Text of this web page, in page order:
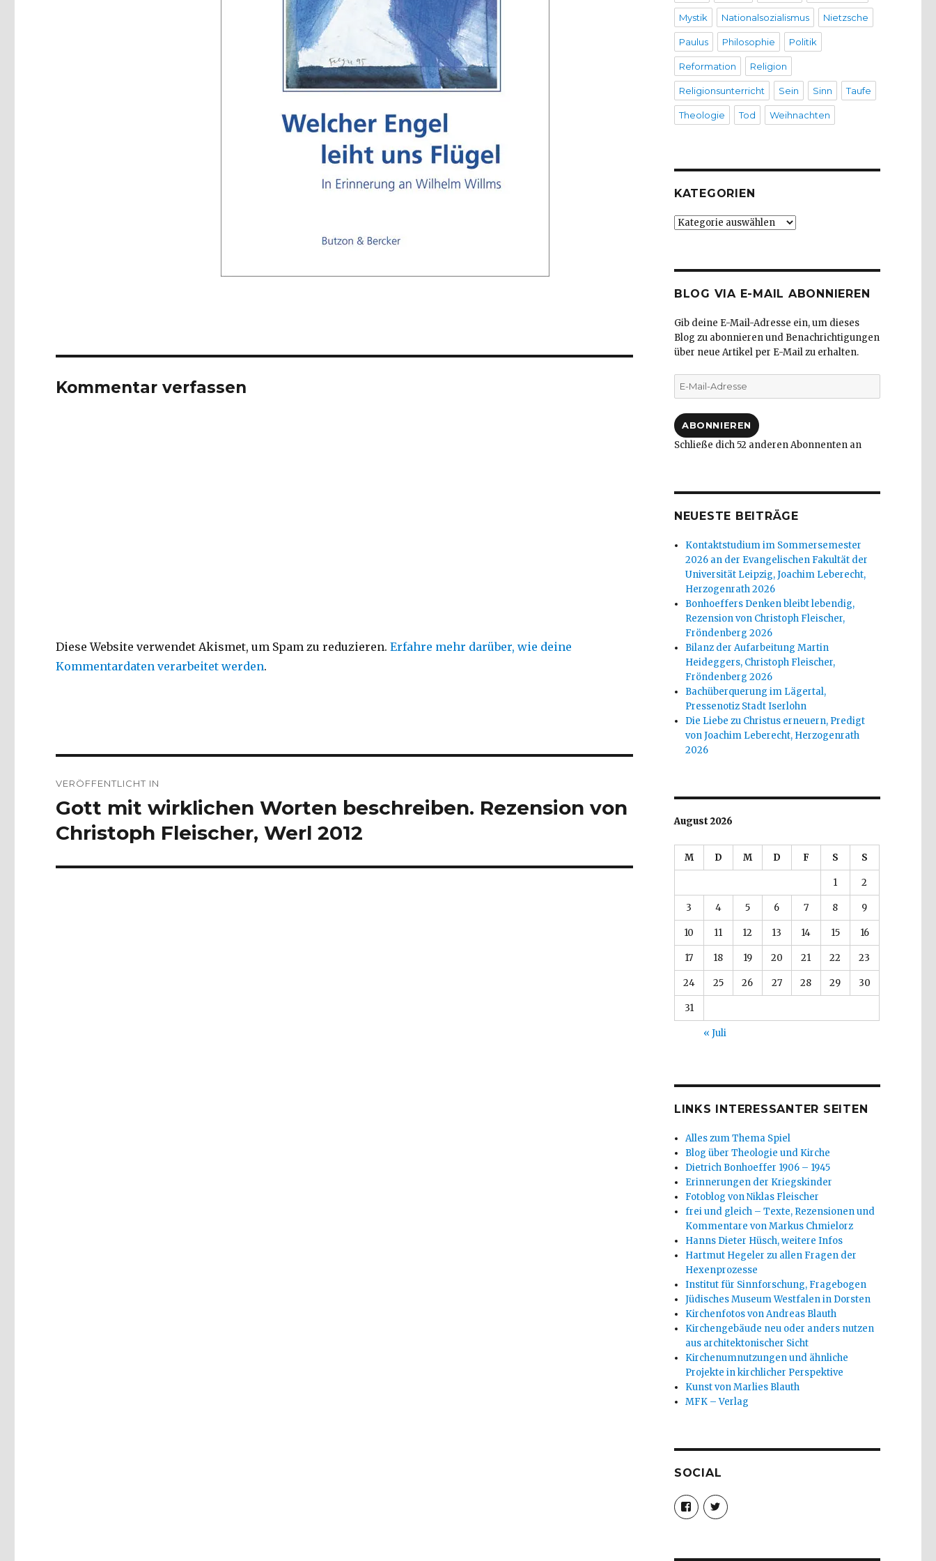
Kommentar verfassen
Diese Website verwendet Akismet, um Spam zu reduzieren.Erfahre mehr darüber, wie deine
Kommentardaten verarbeitet werden.
VERÖFFENTLICHT IN
Gott mit wirklichen Worten beschreiben. Rezension von
Christoph Fleischer, Werl 2012
Mystik Nationalsozialismus Nietzsche
Paulus Philosophie Politik
Reformation Religion
Religionsunterricht Sein Sinn Taufe
Theologie Tod Weihnachten
KATEGORIEN
Kategorien
BLOG VIA E-MAIL ABONNIEREN
Gib deine E-Mail-Adresse ein, um dieses
Blog zu abonnieren und Benachrichtigungen
über neue Artikel per E-Mail zu erhalten.
E-
Mail-
ABONNIEREN
Schließe dich 52 anderen Abonnenten an
NEUESTE BEITRÄGE
Kontaktstudium im Sommersemester
2026 an der Evangelischen Fakultät der
Universität Leipzig, Joachim Leberecht,
Herzogenrath 2026
Bonhoeffers Denken bleibt lebendig,
Rezension von Christoph Fleischer,
Fröndenberg 2026
Bilanz der Aufarbeitung Martin
Heideggers, Christoph Fleischer,
Fröndenberg 2026
Bachüberquerung im Lägertal,
Pressenotiz Stadt Iserlohn
Die Liebe zu Christus erneuern, Predigt
von Joachim Leberecht, Herzogenrath
2026
August 2026
M D M D F S S
1 2
3 4 5 6 7 8 9
10 11 12 13 14 15 16
17 18 19 20 21 22 23
24 25 26 27 28 29 30
31
« Juli
LINKS INTERESSANTER SEITEN
Alles zum Thema Spiel
Blog über Theologie und Kirche
Dietrich Bonhoeffer 1906 – 1945
Erinnerungen der Kriegskinder
Fotoblog von Niklas Fleischer
frei und gleich – Texte, Rezensionen und
Kommentare von Markus Chmielorz
Hanns Dieter Hüsch, weitere Infos
Hartmut Hegeler zu allen Fragen der
Hexenprozesse
Institut für Sinnforschung, Fragebogen
Jüdisches Museum Westfalen in Dorsten
Kirchenfotos von Andreas Blauth
Kirchengebäude neu oder anders nutzen
aus architektonischer Sicht
Kirchenumnutzungen und ähnliche
Projekte in kirchlicher Perspektive
Kunst von Marlies Blauth
MFK – Verlag
SOCIAL
Profil
von
christoph.fleischer1
anzeigen
Profil
von
anzeigen